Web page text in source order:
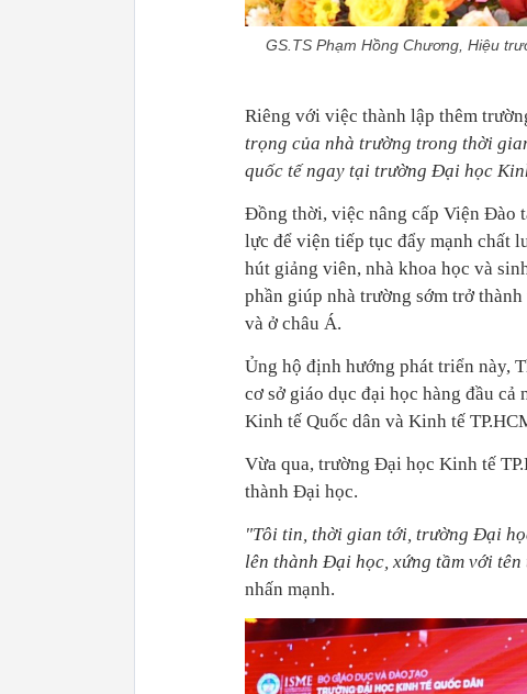
GS.TS Phạm Hồng Chương, Hiệu
Riêng với việc thành lập thêm
trọng của nhà trường trong thời
quốc tế ngay tại trường Đại học
Đồng thời, việc nâng cấp Viện Đào
lực để viện tiếp tục đẩy mạnh chất
hút giảng viên, nhà khoa học và
phần giúp nhà trường sớm trở
và ở châu Á.
Ủng hộ định hướng phát triển này,
cơ sở giáo dục đại học hàng đầu
Kinh tế Quốc dân và Kinh tế
Vừa qua, trường Đại học Kinh tế
thành Đại học.
"Tôi tin, thời gian tới, trường Đại
lên thành Đại học, xứng tầm với
nhấn mạnh.